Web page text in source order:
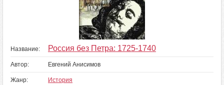
Название: Россия без Петра: 1725-1740
Автор: Евгений Анисимов
Жанр: История